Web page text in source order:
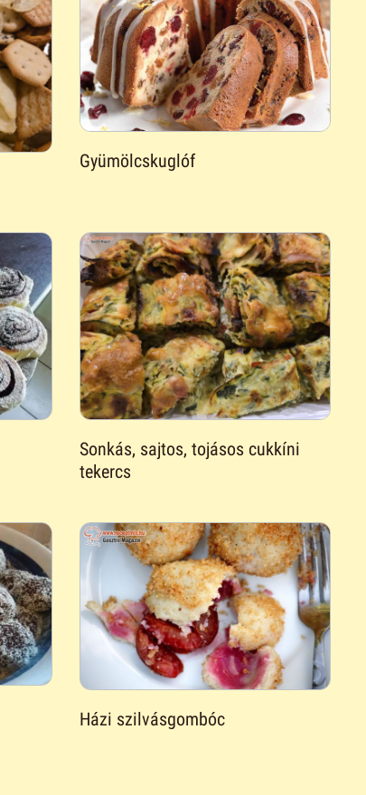
Gyümölcskuglóf
Sonkás, sajtos, tojásos cukkíni
tekercs
Házi szilvásgombóc